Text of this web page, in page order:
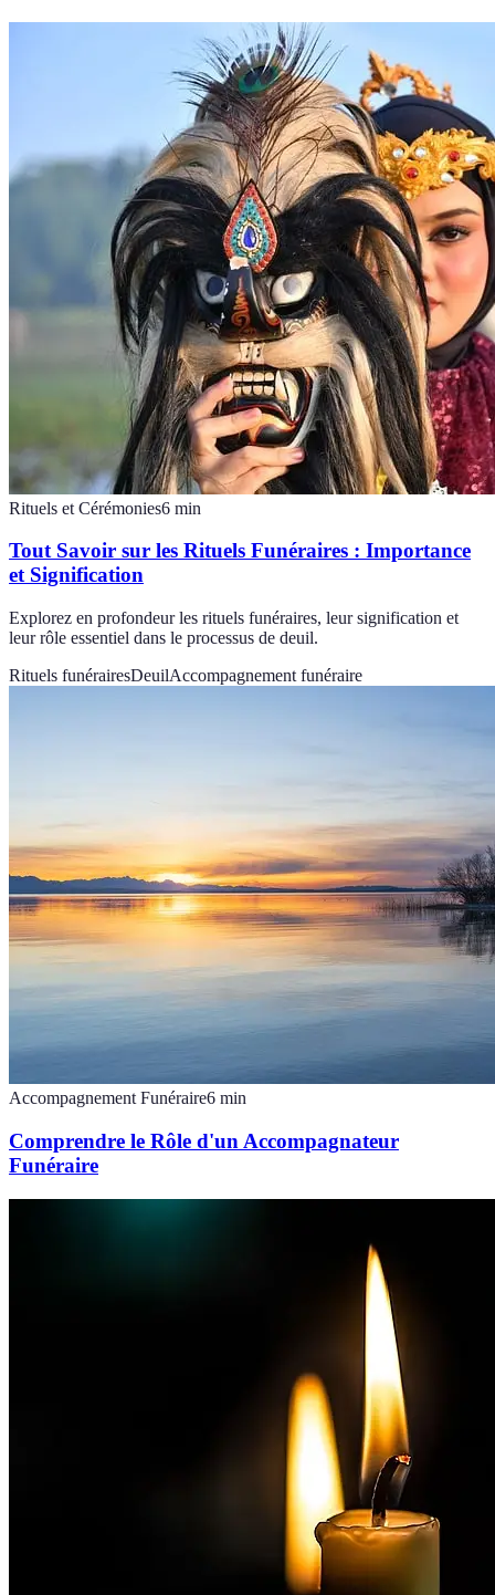
Rituels et Cérémonies6 min
Tout Savoir sur les Rituels Funéraires : Importance
et Signification
Explorez en profondeur les rituels funéraires, leur signification et
leur rôle essentiel dans le processus de deuil.
Rituels funérairesDeuilAccompagnement funéraire
Accompagnement Funéraire6 min
Comprendre le Rôle d'un Accompagnateur
Funéraire